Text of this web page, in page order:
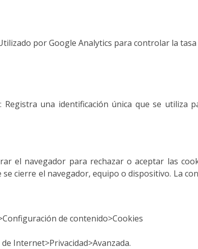
por Google Analytics para controlar la
una identificación única que se utiliza
el navegador para rechazar o aceptar las
cierre el navegador, equipo o dispositivo. La
de contenido>Cookies
Internet>Privacidad>Avanzada.